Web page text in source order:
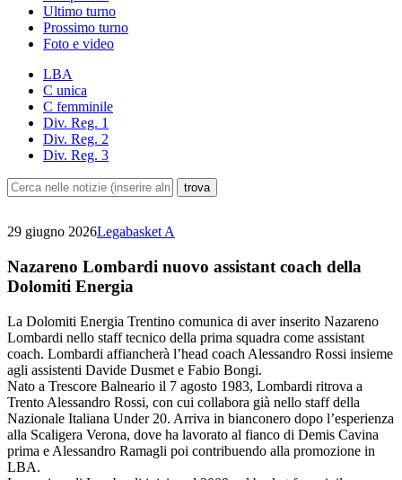
Ultimo turno
Prossimo turno
Foto e video
LBA
C unica
C femminile
Div. Reg. 1
Div. Reg. 2
Div. Reg. 3
29 giugno 2026Legabasket A
Nazareno Lombardi nuovo assistant coach della
Dolomiti Energia
La Dolomiti Energia Trentino comunica di aver inserito Nazareno
Lombardi nello staff tecnico della prima squadra come assistant
coach. Lombardi affiancherà l’head coach Alessandro Rossi insieme
agli assistenti Davide Dusmet e Fabio Bongi.
Nato a Trescore Balneario il 7 agosto 1983, Lombardi ritrova a
Trento Alessandro Rossi, con cui collabora già nello staff della
Nazionale Italiana Under 20. Arriva in bianconero dopo l’esperienza
alla Scaligera Verona, dove ha lavorato al fianco di Demis Cavina
prima e Alessandro Ramagli poi contribuendo alla promozione in
LBA.